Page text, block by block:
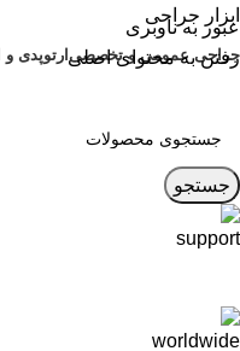
عبور به ناوبری
رفتن به محتوای اصلی
ابزار جراحی
جراحی عمومی و تخصصی ارتوپدی
جستجو